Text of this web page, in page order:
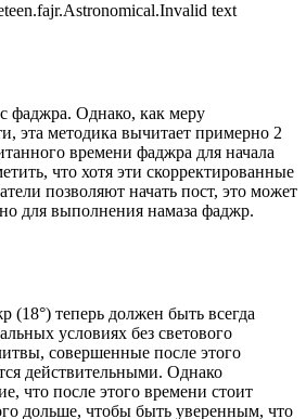
text
фаджра. Однако, как меру
эта методика вычитает примерно 2
времени фаджра для начала
что хотя эти скорректированные
позволяют начать пост, это может
для выполнения намаза фаджр.
теперь должен быть всегда
условиях без светового
совершенные после этого
действительными. Однако
что после этого времени стоит
дольше, чтобы быть уверенным, что